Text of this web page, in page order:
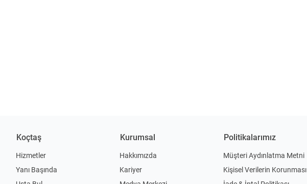
Koçtaş
Hizmetler
Yanı Başında
Kurumsal
Hakkımızda
Kariyer
Politikalarımız
Müşteri Aydınlatma Metni
Kişisel Verilerin Korunması